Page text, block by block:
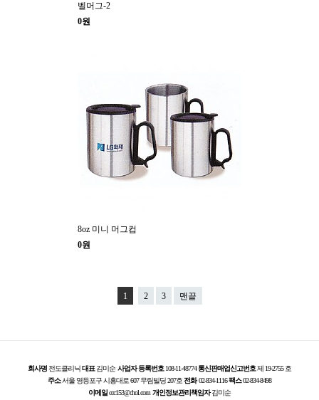
벨머그-2
0원
8oz 미니 머그컵
0원
1 2 3 맨끝
회사명전도클리닉 대표 김미순 사업자 등록번호108-11-48774 통신판매업신고번호제 19-2755 호
주소서울 영등포구 시흥대로 607 무림빌딩 207호 전화02-834-1116 팩스02-834-8498
이메일ccc153@chol.com 개인정보관리책임자김미순